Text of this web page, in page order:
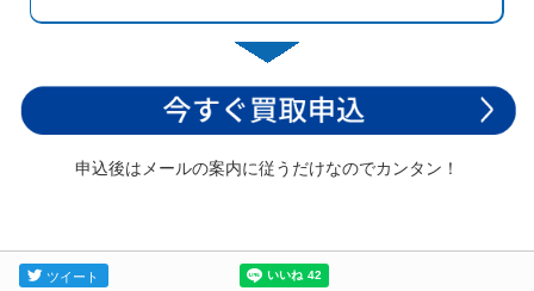
申込後はメールの案内に従うだけなのでカンタン！